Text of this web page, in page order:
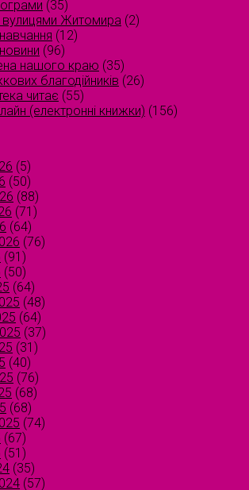
(35)
вулицями Житомира (2)
(12)
(96)
нашого краю (35)
благодійників (26)
читає (55)
(електронні книжки) (156)
(5)
(50)
(88)
(71)
(64)
(76)
(91)
(50)
(64)
(48)
(64)
(37)
(31)
(40)
(76)
(68)
(68)
(74)
(67)
(51)
(35)
(57)